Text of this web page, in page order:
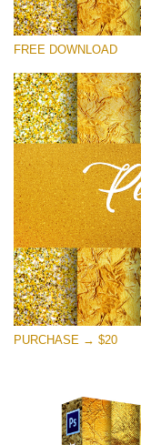
Small 800*533px
Perfect Gold
(30 Textures)
Large
Entire Collection
(1783 Overlays)
Large
FREE DOWNLOAD
PURCHASE → $20